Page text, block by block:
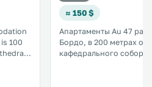
≈ 150 $
Апартаменты Au 47
Бордо, в 200 метрах от
кафедрального собора